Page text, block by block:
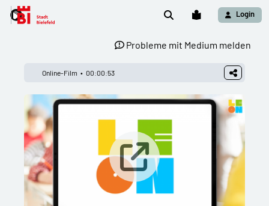
Login
Probleme mit Medium melden
Online-Film 00:00:53